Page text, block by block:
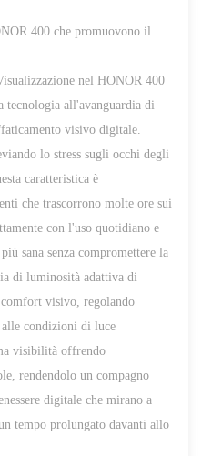
400 che promuovono il
nel HONOR 400
tecnologia all'avanguardia di
visivo digitale.
lo stress sugli occhi degli
caratteristica è
che trascorrono molte ore sui
con l'uso quotidiano e
sana senza compromettere la
di luminosità adattiva di
visivo, regolando
condizioni di luce
visibilità offrendo
rendendolo un compagno
digitale che mirano a
tempo prolungato davanti allo